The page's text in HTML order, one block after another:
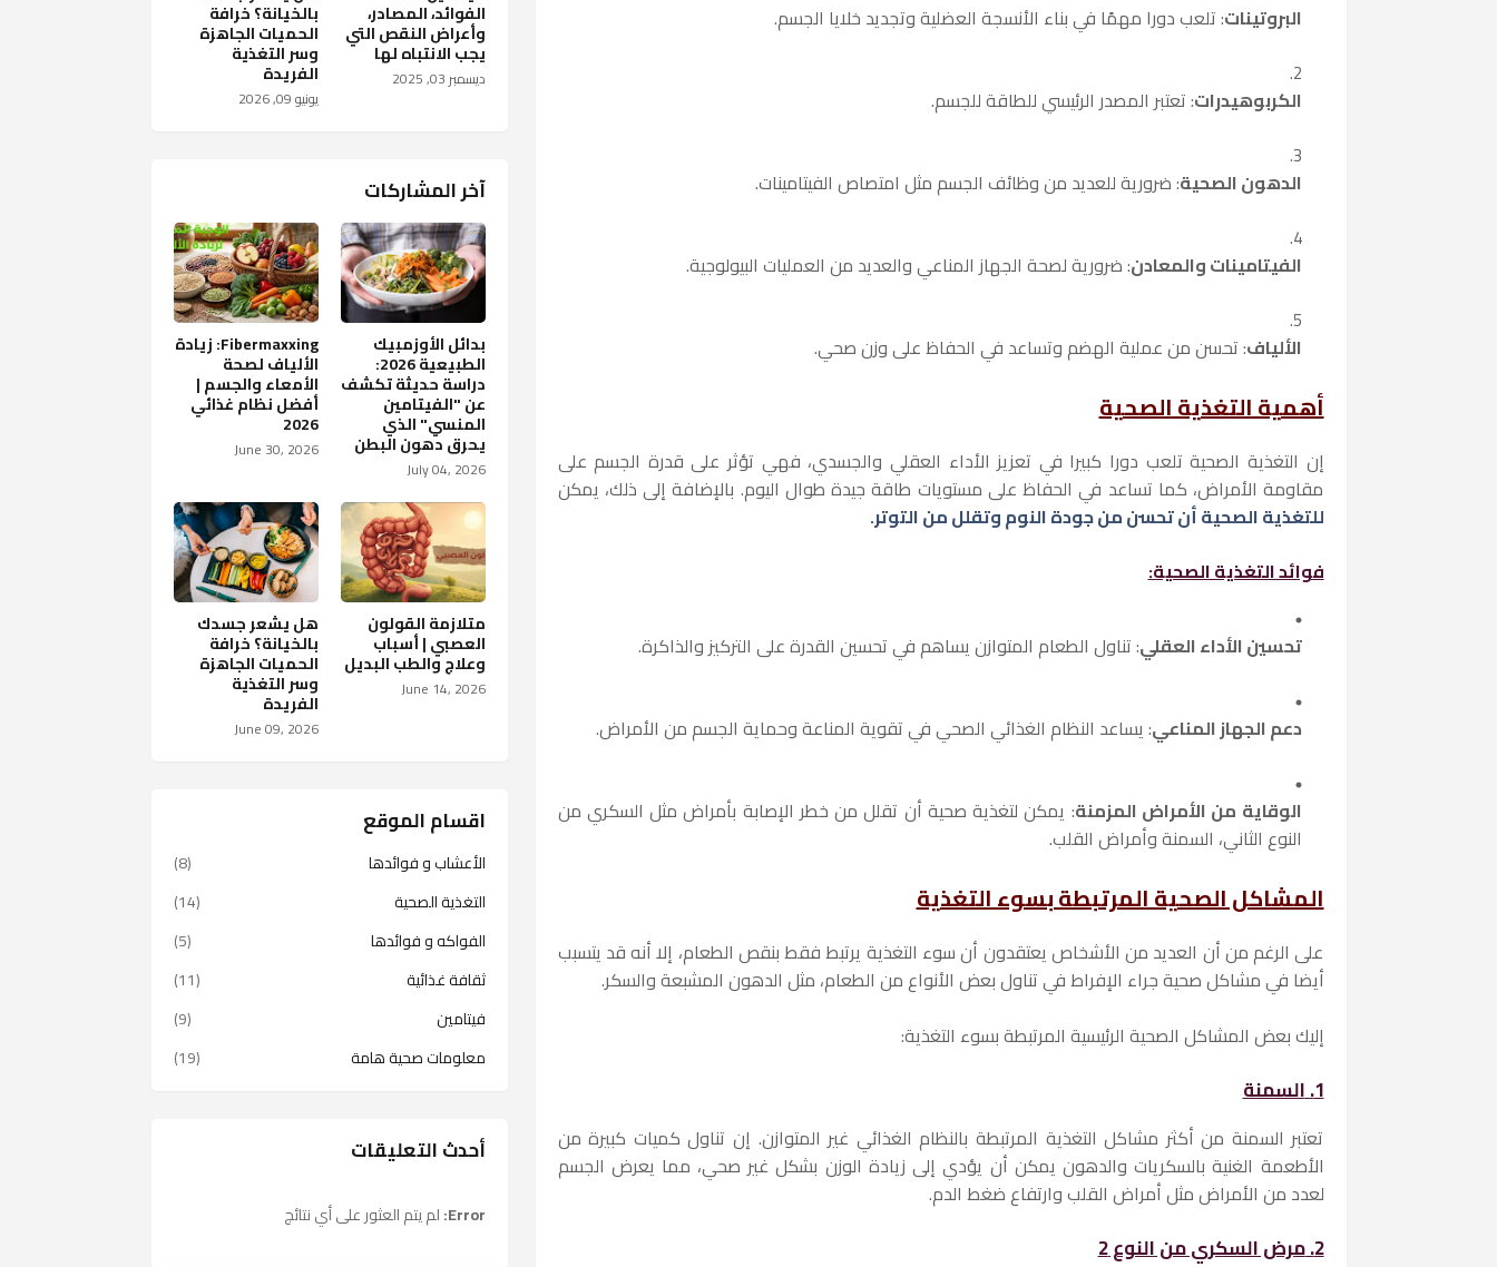
البروتينات: تلعب دورا مهمًا في بناء الأنسجة العضلية وتجديد خلايا الجسم.
الكربوهيدرات: تعتبر المصدر الرئيسي للطاقة للجسم.
الدهون الصحية: ضرورية للعديد من وظائف الجسم مثل امتصاص الفيتامينات.
الفيتامينات والمعادن: ضرورية لصحة الجهاز المناعي والعديد من العمليات البيولوجية.
الألياف: تحسن من عملية الهضم وتساعد في الحفاظ على وزن صحي.
أهمية التغذية الصحية
إن التغذية الصحية تلعب دورا كبيرا في تعزيز الأداء العقلي والجسدي، فهي تؤثر على قدرة الجسم على
مقاومة الأمراض، كما تساعد في الحفاظ على مستويات طاقة جيدة طوال اليوم. بالإضافة إلى ذلك، يمكن
للتغذية الصحية أن تحسن من جودة النوم وتقلل من التوتر.
فوائد التغذية الصحية:
تحسين الأداء العقلي: تناول الطعام المتوازن يساهم في تحسين القدرة على التركيز والذاكرة.
دعم الجهاز المناعي: يساعد النظام الغذائي الصحي في تقوية المناعة وحماية الجسم من الأمراض.
الوقاية من الأمراض المزمنة: يمكن لتغذية صحية أن تقلل من خطر الإصابة بأمراض مثل السكري من
النوع الثاني، السمنة وأمراض القلب.
المشاكل الصحية المرتبطة بسوء التغذية
على الرغم من أن العديد من الأشخاص يعتقدون أن سوء التغذية يرتبط فقط بنقص الطعام، إلا أنه قد يتسبب
أيضا في مشاكل صحية جراء الإفراط في تناول بعض الأنواع من الطعام، مثل الدهون المشبعة والسكر.
إليك بعض المشاكل الصحية الرئيسية المرتبطة بسوء التغذية:
1. السمنة
تعتبر السمنة من أكثر مشاكل التغذية المرتبطة بالنظام الغذائي غير المتوازن. إن تناول كميات كبيرة من
الأطعمة الغنية بالسكريات والدهون يمكن أن يؤدي إلى زيادة الوزن بشكل غير صحي، مما يعرض الجسم
لعدد من الأمراض مثل أمراض القلب وارتفاع ضغط الدم.
2. مرض السكري من النوع 2
الفوائد، المصادر،
وأعراض النقص التي
يجب الانتباه لها
ديسمبر 03, 2025
بالخيانة؟ خرافة
الحميات الجاهزة
وسر التغذية
الفريدة
يونيو 09, 2026
آخر المشاركات
بدائل الأوزمبيك
الطبيعية 2026:
دراسة حديثة تكشف
عن "الفيتامين
المنسي" الذي
يحرق دهون البطن
July 04, 2026
Fibermaxxing: زيادة
الألياف لصحة
الأمعاء والجسم |
أفضل نظام غذائي
2026
June 30, 2026
متلازمة القولون
العصبي | أسباب
وعلاج والطب البديل
June 14, 2026
هل يشعر جسدك
بالخيانة؟ خرافة
الحميات الجاهزة
وسر التغذية
الفريدة
June 09, 2026
اقسام الموقع
الأعشاب و فوائدها
(8)
التغذية الصحية
(14)
الفواكه و فوائدها
(5)
ثقافة غذائية
(11)
فيتامين
(9)
معلومات صحية هامة
(19)
أحدث التعليقات
Error: لم يتم العثور على أي نتائج